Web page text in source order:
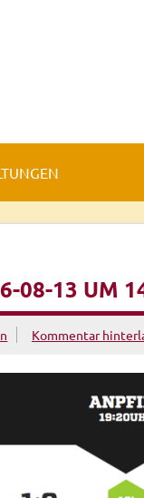
08-13 UM
Kommentar